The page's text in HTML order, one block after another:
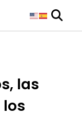
las